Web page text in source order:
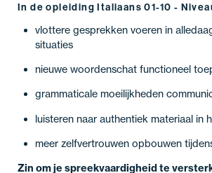
In de opleiding Italiaans 01-10 -
vlottere gesprekken voeren in
situaties
nieuwe woordenschat functioneel
grammaticale moeilijkheden
luisteren naar authentiek materiaal in
meer zelfvertrouwen opbouwen
Zin om je spreekvaardigheid te